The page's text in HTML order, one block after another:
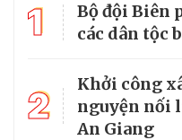
1
Bộ đội Biên
các dân tộc
2
Khởi công
nguyện nối
An Giang